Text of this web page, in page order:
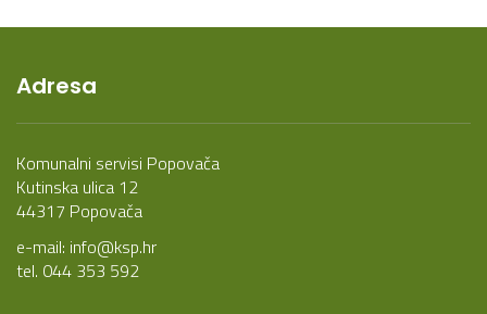
Adresa
Komunalni servisi Popovača
Kutinska ulica 12
44317 Popovača
e-mail: info@ksp.hr
tel. 044 353 592